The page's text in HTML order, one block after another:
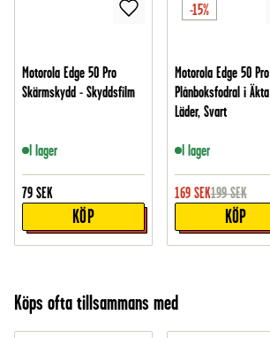
Motorola Edge 50 Pro
Skärmskydd - Skyddsfilm
I lager
79 SEK
KÖP
-15%
Motorola Edge 50 Pro
Plånboksfodral i Äkta
Läder, Svart
I lager
169 SEK199 SEK
KÖP
Köps ofta tillsammans med